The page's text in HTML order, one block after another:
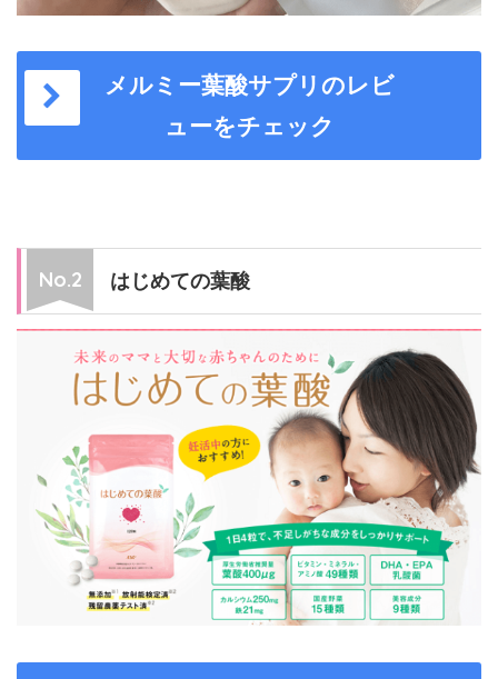
メルミー葉酸サプリのレビ
ューをチェック
はじめての葉酸